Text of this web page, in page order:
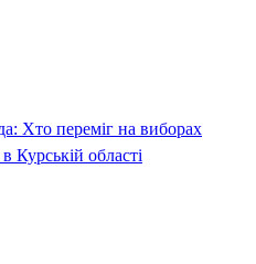
Хто переміг на виборах
області